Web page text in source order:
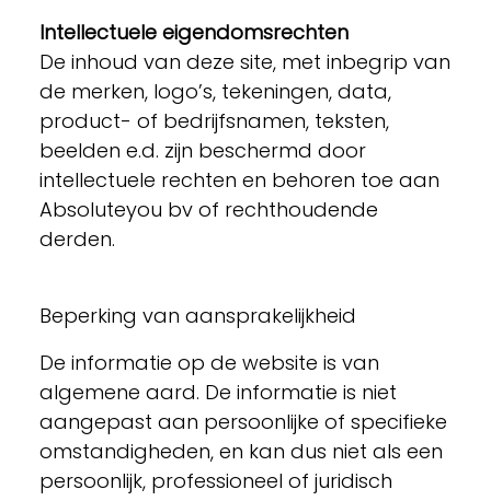
Intellectuele eigendomsrechten
De inhoud van deze site, met inbegrip van
de merken, logo’s, tekeningen, data,
product- of bedrijfsnamen, teksten,
beelden e.d. zijn beschermd door
intellectuele rechten en behoren toe aan
Absoluteyou bv of rechthoudende
derden.
Beperking van aansprakelijkheid
De informatie op de website is van
algemene aard. De informatie is niet
aangepast aan persoonlijke of specifieke
omstandigheden, en kan dus niet als een
persoonlijk, professioneel of juridisch